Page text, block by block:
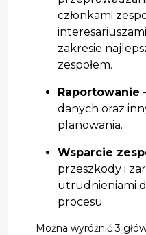
członkami
zakresie
zespołem.
Raportowanie
danych oraz
planowania.
Wsparcie
przeszkody i
utrudnieniami
procesu.
Można wyróżnić 3